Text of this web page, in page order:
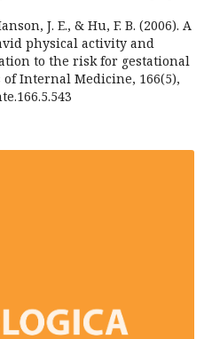
J. E., & Hu, F. B. (2006). A
physical activity and
to the risk for gestational
Internal Medicine, 166(5),